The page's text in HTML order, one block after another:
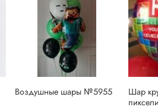
Воздушные шары №5955
Шар